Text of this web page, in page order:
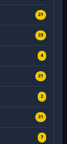
21
23
4
21
2
21
7